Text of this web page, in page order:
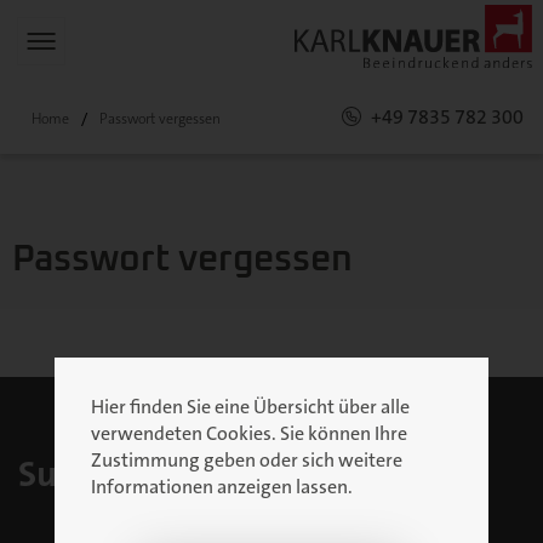
+49 7835 782 300
Home Passwort vergessen
Passwort vergessen
Support
Hier finden Sie eine Übersicht über alle
verwendeten Cookies. Sie können Ihre
Zustimmung geben oder sich weitere
Informationen anzeigen lassen.